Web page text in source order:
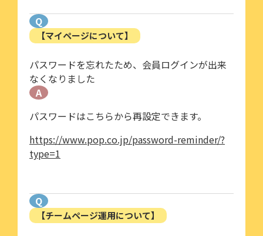
Q
【マイページについて】
パスワードを忘れたため、会員ログインが出来
なくなりました
A
パスワードはこちらから再設定できます。
https://www.pop.co.jp/password-reminder/?
type=1
Q
【チームページ運用について】